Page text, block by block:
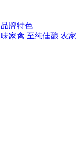
品牌特色
家禽 至纯佳酿 农家